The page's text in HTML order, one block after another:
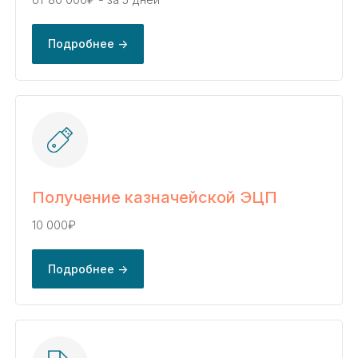
Подробнее ->
Получение казначейской ЭЦП
10 000₽
Подробнее ->
Получить консультацию ->
Если остались вопросы,
оставьте заявку
консультацию
Расскажем последовательность действий
при работе с казначейским счетом
Согласуем перечень услуг
Сделаем бесплатный анализ контракта
на соответствие законодательству